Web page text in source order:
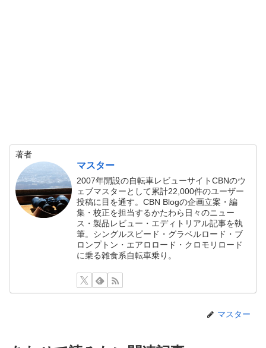
著者
マスター
2007年開設の自転車レビューサイトCBNのウ
ェブマスターとして累計22,000件のユーザー
投稿に目を通す。CBN Blogの企画立案・編
集・校正を担当するかたわら日々のニュー
ス・製品レビュー・エディトリアル記事を執
筆。シングルスピード・グラベルロード・ブ
ロンプトン・エアロロード・クロモリロード
に乗る雑食系自転車乗り。
マスター